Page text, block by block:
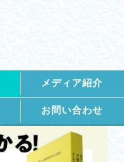
メディア紹介
お問い合わせ